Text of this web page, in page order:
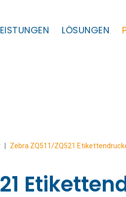
LÖSUNGEN
Zebra ZQ511/ZQ521